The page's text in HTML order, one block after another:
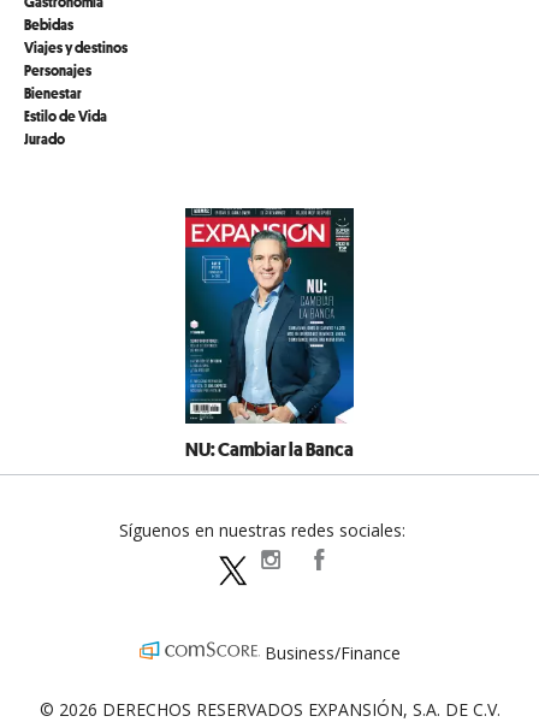
Bebidas
Viajes y destinos
Personajes
Bienestar
Estilo de Vida
Jurado
NU: Cambiar la Banca
Síguenos en nuestras redes sociales:
expansionpolitica
Business/Finance
© 2026 DERECHOS RESERVADOS EXPANSIÓN, S.A. DE C.V.